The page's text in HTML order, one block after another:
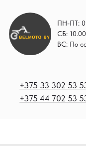
ПН-ПТ: 09.00-18.00
СБ: 10.00-16.00
ВС: По согласованию